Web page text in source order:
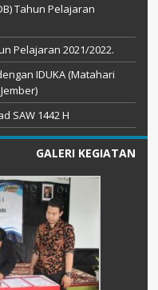
Tahun Pelajaran
Pelajaran 2021/2022.
IDUKA (Matahari
SAW 1442 H
GALERI KEGIATAN